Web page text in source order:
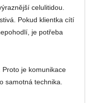
celulitidou.
Pokud klientka cítí
je potřeba
Proto je komunikace
samotná technika.